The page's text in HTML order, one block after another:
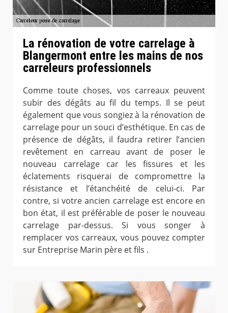
La rénovation de votre carrelage à
Blangermont entre les mains de nos
carreleurs professionnels
Comme toute choses, vos carreaux peuvent
subir des dégâts au fil du temps. Il se peut
également que vous songiez à la rénovation de
carrelage pour un souci d’esthétique. En cas de
présence de dégâts, il faudra retirer l’ancien
revêtement en carreau avant de poser le
nouveau carrelage car les fissures et les
éclatements risquerai de compromettre la
résistance et l’étanchéité de celui-ci. Par
contre, si votre ancien carrelage est encore en
bon état, il est préférable de poser le nouveau
carrelage par-dessus. Si vous songer à
remplacer vos carreaux, vous pouvez compter
sur Entreprise Marin père et fils .